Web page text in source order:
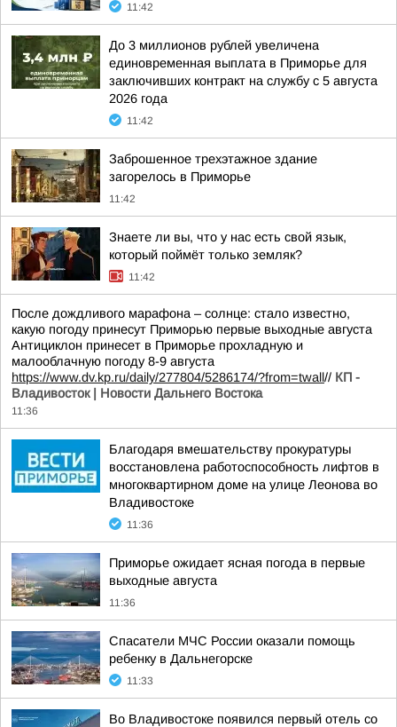
11:42
До 3 миллионов рублей увеличена
единовременная выплата в Приморье для
заключивших контракт на службу c 5 августа
2026 года
11:42
Заброшенное трехэтажное здание
загорелось в Приморье
11:42
Знаете ли вы, что у нас есть свой язык,
который поймёт только земляк?
11:42
После дождливого марафона – солнце: стало известно,
какую погоду принесут Приморью первые выходные августа
Антициклон принесет в Приморье прохладную и
малооблачную погоду 8-9 августа
https://www.dv.kp.ru/daily/277804/5286174/?from=twall// КП -
Владивосток | Новости Дальнего Востока
11:36
Благодаря вмешательству прокуратуры
восстановлена работоспособность лифтов в
многоквартирном доме на улице Леонова во
Владивостоке
11:36
Приморье ожидает ясная погода в первые
выходные августа
11:36
Спасатели МЧС России оказали помощь
ребенку в Дальнегорске
11:33
Во Владивостоке появился первый отель со